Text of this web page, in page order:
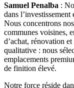
Samuel Penalba :
dans
Nous concentrons
communes voisines,
d’achat, rénovation
qualitative : nous
emplacements
de finition élevé.
Notre force réside